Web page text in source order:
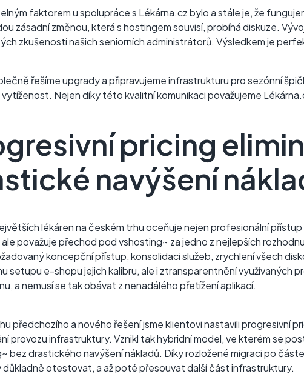
faktorem u spolupráce s Lékárna.cz bylo a stále je, že
zásadní změnou, která s hostingem souvisí, probíhá diskuze.
zkušeností našich seniorních administrátorů. Výsledkem je
řešíme upgrady a připravujeme infrastrukturu pro sezónní
vytíženost. Nejen díky této kvalitní komunikaci považujeme
pricing
navýšení
lékáren na českém trhu oceňuje nejen profesionální
ale považuje přechod pod vshosting~ za jedno z nejlepších
koncepční přístup, konsolidaci služeb, zrychlení všech
setupu e-shopu jejich kalibru, ale i ztransparentnění využívaných
a nemusí se tak obávat z nenadálého přetížení aplikací.
předchozího a nového řešení jsme klientovi nastavili progresivní
provozu infrastruktury. Vznikl tak hybridní model, ve kterém se
bez drastického navýšení nákladů. Díky rozložené migraci po
otestovat, a až poté přesouvat další část infrastruktury.